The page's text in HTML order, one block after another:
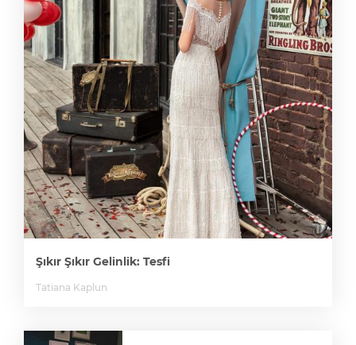
Şıkır Şıkır Gelinlik: Tesfi
Tatiana Kaplun